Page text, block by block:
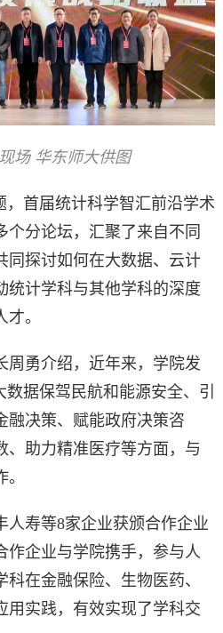
场 华东师大供图
，首届统计科学智汇前沿学术
个分论坛，汇聚了来自不同
同探讨如何在大数据、云计
统计学科与其他学科的深度
。
周勇介绍，近年来，学院发
据保驾民航和能源安全、引
融决策、赋能政府决策咨
、助力精准医疗等方面，与
人寿等8家企业获颁合作企业
作企业与学院携手，参与人
在金融保险、生物医药、
用实践，有效实现了学科交